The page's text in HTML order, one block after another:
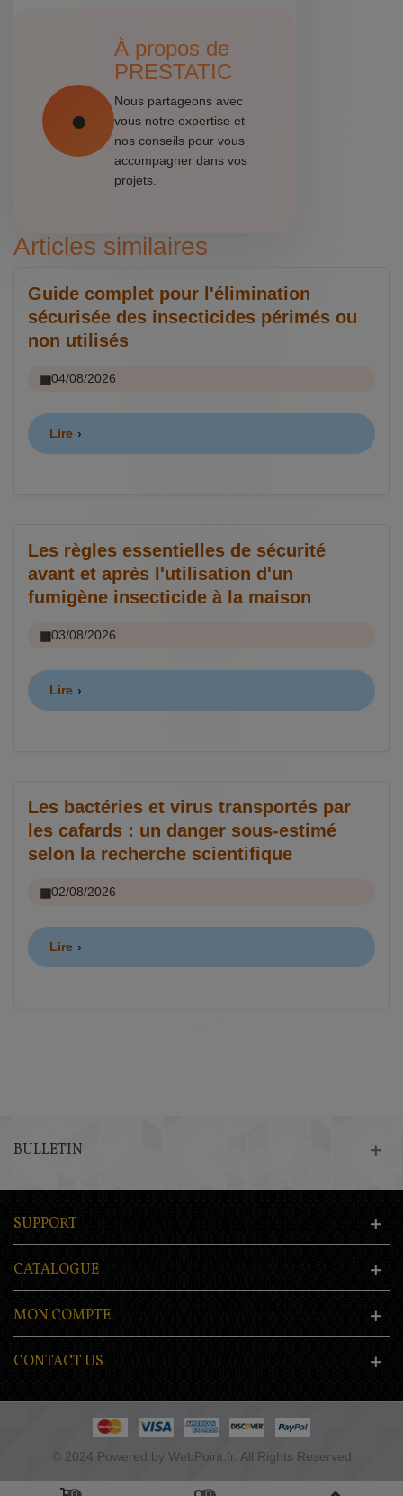
À propos de
PRESTATIC
Nous partageons avec
vous notre expertise et
nos conseils pour vous
accompagner dans vos
projets.
Articles similaires
Guide complet pour l'élimination
sécurisée des insecticides périmés ou
non utilisés
04/08/2026
Lire
Les règles essentielles de sécurité
avant et après l'utilisation d'un
fumigène insecticide à la maison
03/08/2026
Lire
Les bactéries et virus transportés par
les cafards : un danger sous-estimé
selon la recherche scientifique
02/08/2026
Lire
BULLETIN
SUPPORT
CATALOGUE
MON COMPTE
CONTACT US
© 2024 Powered by WebPoint.fr. All Rights Reserved